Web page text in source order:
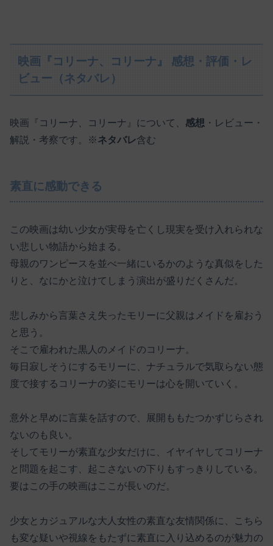
映画『コリーナ、コリーナ』 感想・評価・レ
ビュー（ネタバレ）
映画『コリーナ、コリーナ』について、 感想 ・レビュー・
解説・考察です。※ネタバレ含む
素直に感動できる
この映画は幼い少女が実母を亡くし現実を受け入れられな
い悲しい物語から始まる。
母親のワンピースを並べ一緒にいるかのような真似をした
りと、なにかと泣けてしまう演出が盛りだくさんだ。
悲しみから言葉さえ失ったモリーに父親はメイドを雇おう
と思う。
そこで雇われた黒人のメイドのコリーナ。
毎日寂しそうにするモリーに、ナチュラルで気取らない態
度で接するコリーナの姿にモリーは心を開いていく。
意外と早めに言葉を話すので、展開ももたつかずじらされ
ないのも良い。
そしてモリーが素直な少女だけに、イヤイヤしてコリーナ
と問題を起こす、起こさないの下りもすっきりしている。
要はこの手の映画はここが長いのだ。
少女とカジュアルな大人女性の素直な友情関係に、こちら
も変な疑いや視線をもたずに素直に入り込めるのが魅力の